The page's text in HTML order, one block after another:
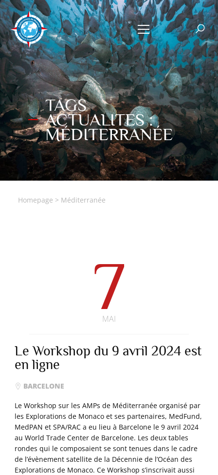
TAGS
ACTUALITES :
MÉDITERRANÉE
Homepage > Méditerranée
7
MAI
Le Workshop du 9 avril 2024 est
en ligne
BARCELONE
Le Workshop sur les AMPs de Méditerranée organisé par
les Explorations de Monaco et ses partenaires, MedFund,
MedPAN et SPA/RAC a eu lieu à Barcelone le 9 avril 2024
au World Trade Center de Barcelone. Les deux tables
rondes qui le composaient se sont tenues dans le cadre
de l’évènement satellite de la Décennie de l’Océan des
Explorations de Monaco. Ce Workshop s’inscrivait aussi